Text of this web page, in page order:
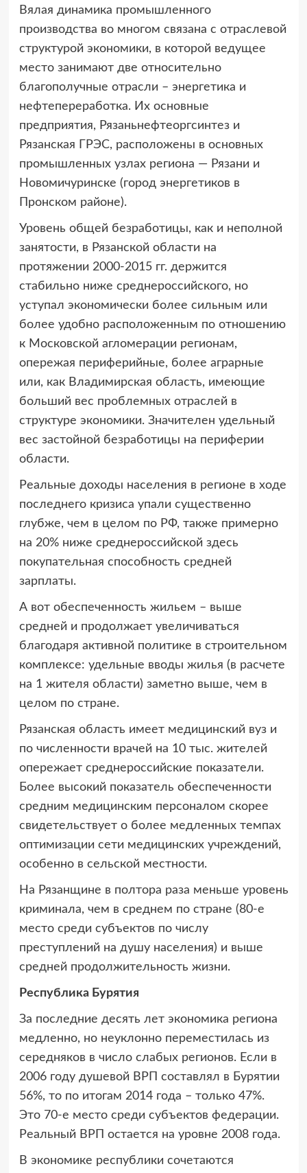
Вялая динамика промышленного
производства во многом связана с отраслевой
структурой экономики, в которой ведущее
место занимают две относительно
благополучные отрасли – энергетика и
нефтепереработка. Их основные
предприятия, Рязаньнефтеоргсинтез и
Рязанская ГРЭС, расположены в основных
промышленных узлах региона — Рязани и
Новомичуринске (город энергетиков в
Пронском районе).
Уровень общей безработицы, как и неполной
занятости, в Рязанской области на
протяжении 2000-2015 гг. держится
стабильно ниже среднероссийского, но
уступал экономически более сильным или
более удобно расположенным по отношению
к Московской агломерации регионам,
опережая периферийные, более аграрные
или, как Владимирская область, имеющие
больший вес проблемных отраслей в
структуре экономики. Значителен удельный
вес застойной безработицы на периферии
области.
Реальные доходы населения в регионе в ходе
последнего кризиса упали существенно
глубже, чем в целом по РФ, также примерно
на 20% ниже среднероссийской здесь
покупательная способность средней
зарплаты.
А вот обеспеченность жильем – выше
средней и продолжает увеличиваться
благодаря активной политике в строительном
комплексе: удельные вводы жилья (в расчете
на 1 жителя области) заметно выше, чем в
целом по стране.
Рязанская область имеет медицинский вуз и
по численности врачей на 10 тыс. жителей
опережает среднероссийские показатели.
Более высокий показатель обеспеченности
средним медицинским персоналом скорее
свидетельствует о более медленных темпах
оптимизации сети медицинских учреждений,
особенно в сельской местности.
На Рязанщине в полтора раза меньше уровень
криминала, чем в среднем по стране (80-е
место среди субъектов по числу
преступлений на душу населения) и выше
средней продолжительность жизни.
Республика Бурятия
За последние десять лет экономика региона
медленно, но неуклонно переместилась из
середняков в число слабых регионов. Если в
2006 году душевой ВРП составлял в Бурятии
56%, то по итогам 2014 года – только 47%.
Это 70-е место среди субъектов федерации.
Реальный ВРП остается на уровне 2008 года.
В экономике республики сочетаются